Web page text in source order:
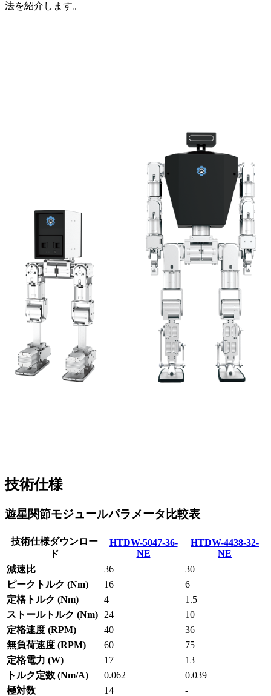
法を紹介します。
技術仕様
遊星関節モジュールパラメータ比較表
技術仕様ダウンロー
ド
HTDW-5047-36-
NE
HTDW-4438-32-
NE
減速比
36
30
ピークトルク (Nm)
16
6
定格トルク (Nm)
4
1.5
ストールトルク (Nm)
24
10
定格速度 (RPM)
40
36
無負荷速度 (RPM)
60
75
定格電力 (W)
17
13
トルク定数 (Nm/A)
0.062
0.039
極対数
14
-